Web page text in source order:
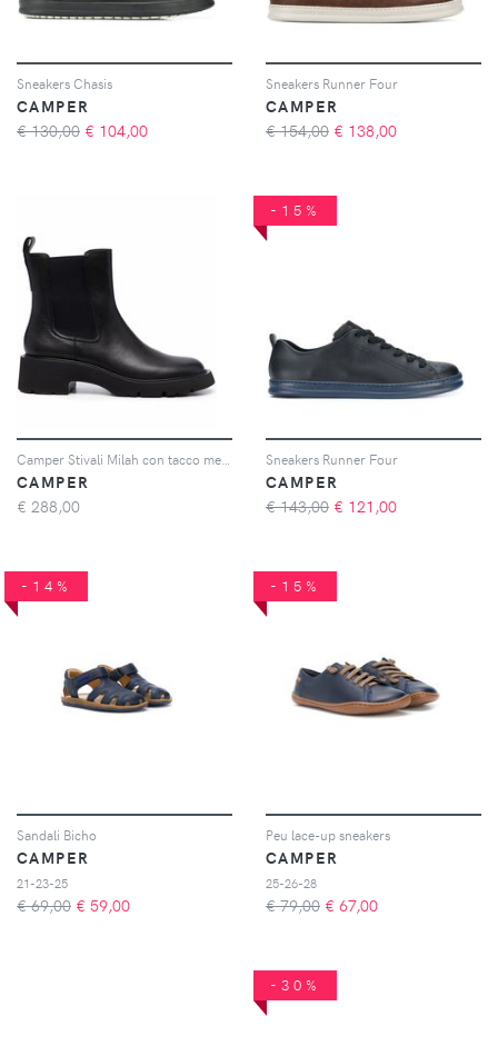
Sneakers Chasis
CAMPER
€ 130,00 € 104,00
Sneakers Runner Four
CAMPER
€ 154,00 € 138,00
CAMPER
€ 288,00
-15%
Sneakers Runner Four
CAMPER
€ 143,00 € 121,00
-14%
Sandali Bicho
CAMPER
21-23-25
€ 69,00 € 59,00
-15%
Peu lace-up sneakers
CAMPER
25-26-28
€ 79,00 € 67,00
-30%